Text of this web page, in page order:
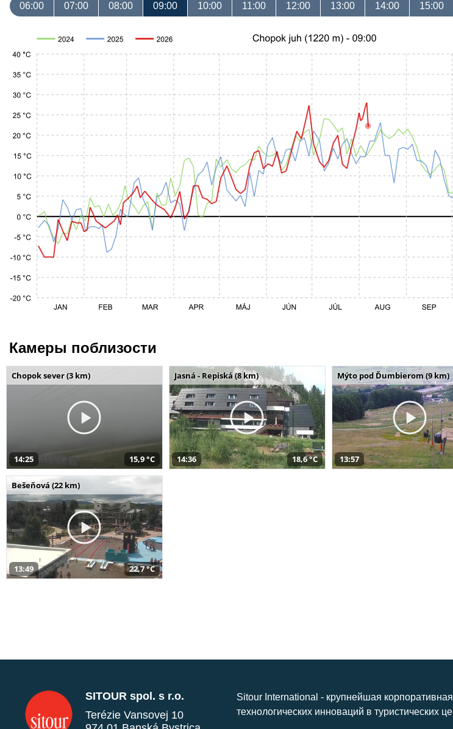
06:00 07:00 08:00 09:00 10:00 11:00 12:00 13:00 14:00 15:00
Камеры поблизости
Chopok sever (3 km)
14:25 15,9 °C
Jasná - Repiská (8 km)
14:36 18,6 °C
Mýto pod Ďumbierom (9 km)
13:57
Bešeňová (22 km)
13:49 22,7 °C
SITOUR spol. s r.o.
Terézie Vansovej 10
Sitour International - крупнейшая корпоративная
технологических инноваций в туристических